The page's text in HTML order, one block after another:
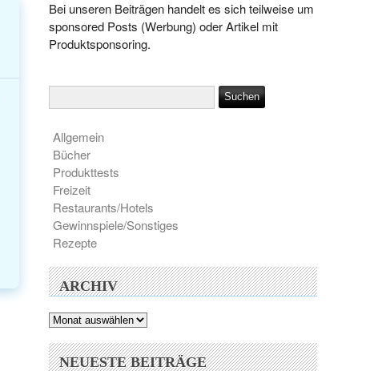
Bei unseren Beiträgen handelt es sich teilweise um
sponsored Posts (Werbung) oder Artikel mit
Produktsponsoring.
Allgemein
Bücher
Produkttests
Freizeit
Restaurants/Hotels
Gewinnspiele/Sonstiges
Rezepte
ARCHIV
Archiv
NEUESTE BEITRÄGE